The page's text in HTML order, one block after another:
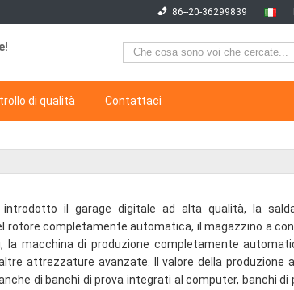
86--20-36299839
di qualità Contattaci
il garage digitale ad alta qualità, la
completamente automatica, il magazzino a
la macchina di produzione completamente
attrezzature avanzate. Il valore della produzione
di banchi di prova integrati al computer, banchi di